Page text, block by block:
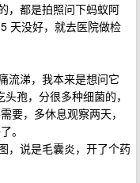
，都是拍照问下蚂蚁阿
天没好，就去医院做检
流涕，我本来是想问它
孢，分很多种细菌的，
要，多休息观察两天，
。
，说是毛囊炎，开了个药